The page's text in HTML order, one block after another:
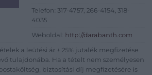
Telefon: 317-4757, 266-4154, 318-
4035
Weboldal: http://darabanth.com
a leütési ár + 25% jutalék megfizetése
tulajdonába. Ha a tételt nem személyesen
biztosítási díj megfizetésére is